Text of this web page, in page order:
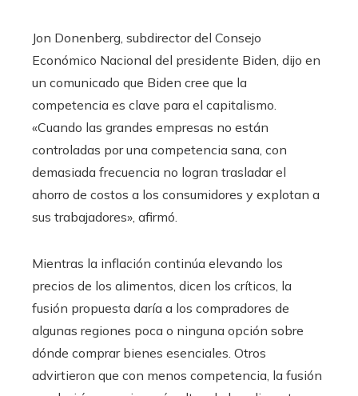
Jon Donenberg, subdirector del Consejo
Económico Nacional del presidente Biden, dijo en
un comunicado que Biden cree que la
competencia es clave para el capitalismo.
«Cuando las grandes empresas no están
controladas por una competencia sana, con
demasiada frecuencia no logran trasladar el
ahorro de costos a los consumidores y explotan a
sus trabajadores», afirmó.
Mientras la inflación continúa elevando los
precios de los alimentos, dicen los críticos, la
fusión propuesta daría a los compradores de
algunas regiones poca o ninguna opción sobre
dónde comprar bienes esenciales. Otros
advirtieron que con menos competencia, la fusión